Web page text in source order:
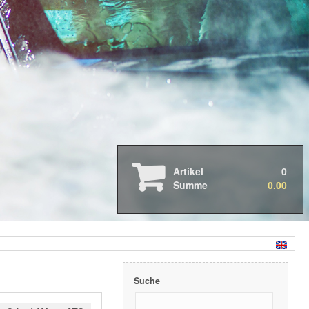
Autopflege
2026 Neue Produkte
Abverkauf
Allzweck- und Insektenentferner
Cabriolet Pflege
Fahrzeugwäsche
Geruchsentfernung
Artikel
0
Summe
0.00
Suche